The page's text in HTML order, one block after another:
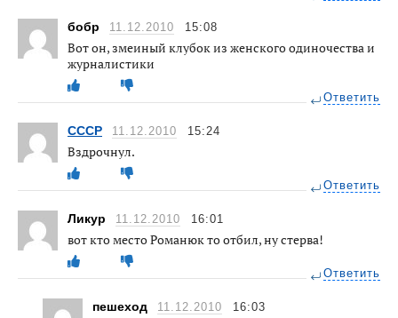
бобр 11.12.2010 15:08
Вот он, змеиный клубок из женского одиночества и
журналистики
Ответить
CCCP 11.12.2010 15:24
Вздрочнул.
Ответить
Ликур 11.12.2010 16:01
вот кто место Романюк то отбил, ну стерва!
Ответить
пешеход 11.12.2010 16:03